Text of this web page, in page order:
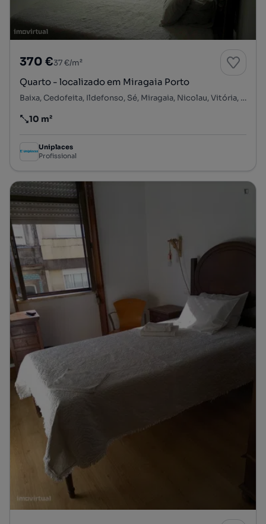
370 €37 €/m²
Quarto - localizado em Miragaia Porto
Baixa, Cedofeita, Ildefonso, Sé, Miragaia, Nicolau, Vitória, Porto, Porto
Preço por metro quadrado
10 m²
Uniplaces
Profissional